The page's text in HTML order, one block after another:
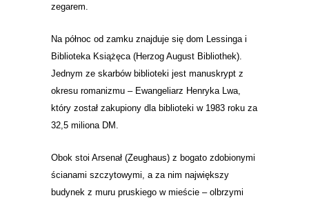
zegarem.
Na północ od zamku znajduje się dom Lessinga i
Biblioteka Książęca(Herzog August Bibliothek).
Jednym ze skarbów biblioteki jest manuskrypt z
okresu romanizmu – Ewangeliarz Henryka Lwa,
który został zakupiony dla biblioteki w 1983 roku za
32,5 miliona DM.
Obok stoi Arsenał (Zeughaus) z bogato zdobionymi
ścianami szczytowymi, a za nim największy
budynek z muru pruskiego w mieście – olbrzymi